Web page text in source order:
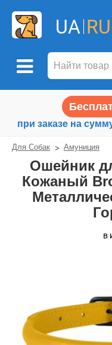
UA RU
при заказе на
Для Собак Амуниция
Ошейник
Кожаный
в